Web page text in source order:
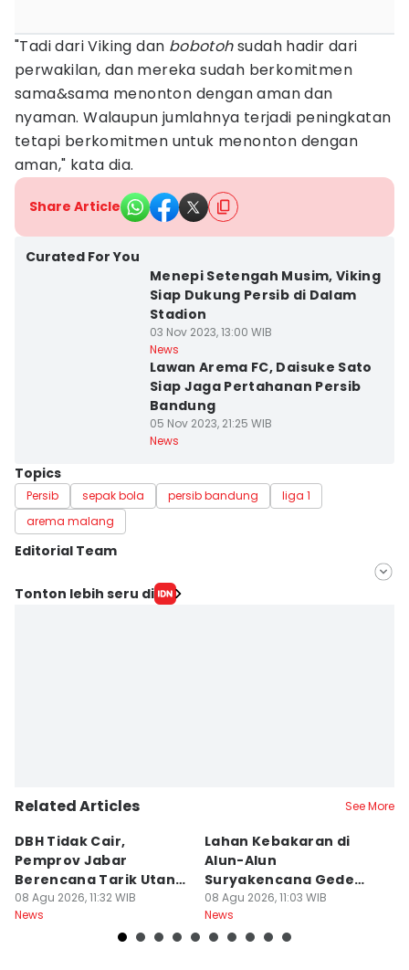
"Tadi dari Viking dan bobotohsudah hadir dari
perwakilan, dan mereka sudah berkomitmen
sama&sama menonton dengan aman dan
nyaman. Walaupun jumlahnya terjadi peningkatan
tetapi berkomitmen untuk menonton dengan
aman," kata dia.
Share Article
Curated For You
Menepi Setengah Musim, Viking
Siap Dukung Persib di Dalam
Stadion
03 Nov 2023, 13:00 WIB
News
Lawan Arema FC, Daisuke Sato
Siap Jaga Pertahanan Persib
Bandung
05 Nov 2023, 21:25 WIB
News
Topics
Persib sepak bola persib bandung
liga 1
arema malang
Editorial Team
Editor
Tonton lebih seru di
Related Articles See More
DBH Tidak Cair,
Pemprov Jabar
Berencana Tarik Utang
Rp3,4 Triliun
08 Agu 2026, 11:32 WIB
News
Lahan Kebakaran di
Alun-Alun
Suryakencana Gede
Pangrango Capai 1
Hektare
08 Agu 2026, 11:03 WIB
News